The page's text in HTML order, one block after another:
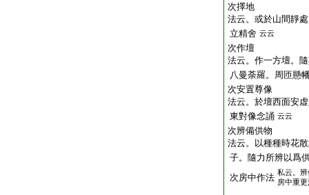
次擇地
法云。或於山間靜
立精舍 云云
次作壇
法云。作一方壇。
八曼荼羅。周匝懸
次安置尊像
法云。於壇西面安
東對像念誦 云云
次辨備供物
法云。以種種時花
子。隨力所辨以爲
次房中作法 私云。
房中重